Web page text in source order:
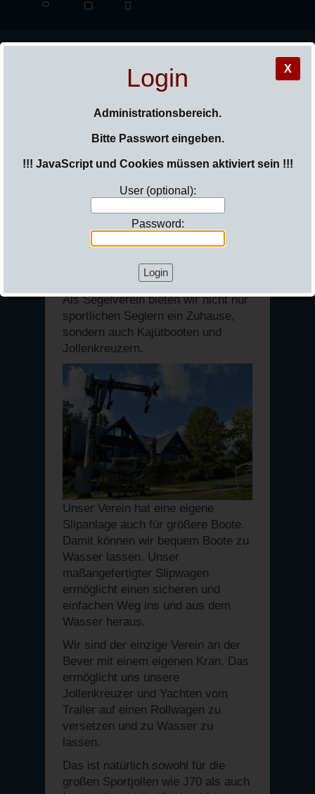
_Sail
Sie sind hier: Login
X
Login
Administrationsbereich.
Bitte Passwort eingeben.
!!! JavaScript und Cookies müssen aktiviert sein !!!
User (optional):
Password:
Slipanlage und
Kranen
Als Segelverein bieten wir nicht nur
sportlichen Seglern ein Zuhause,
sondern auch Kajütbooten und
Jollenkreuzern.
Unser Verein hat eine eigene
Slipanlage auch für größere Boote.
Damit können wir bequem Boote zu
Wasser lassen. Unser
maßangefertigter Slipwagen
ermöglicht einen sicheren und
einfachen Weg ins und aus dem
Wasser heraus.
Wir sind der einzige Verein an der
Bever mit einem eigenen Kran. Das
ermöglicht uns unsere
Jollenkreuzer und Yachten vom
Trailer auf einen Rollwagen zu
versetzen und zu Wasser zu
lassen.
Das ist natürlich sowohl für die
großen Sportjollen wie J70 als auch